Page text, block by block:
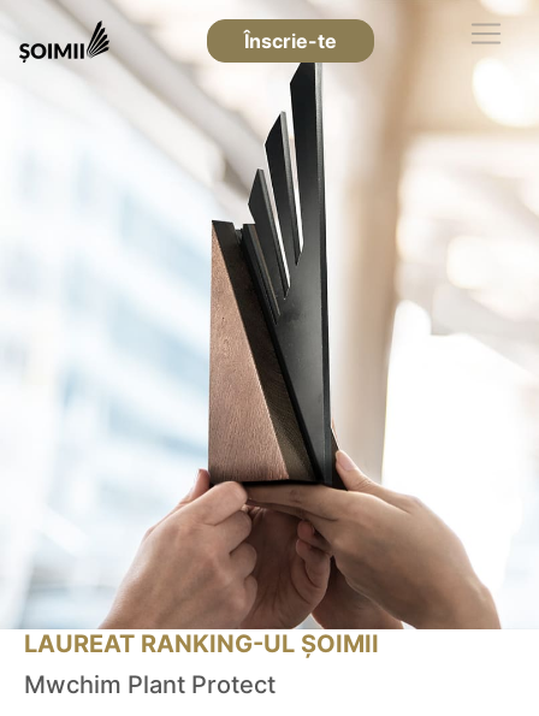
Înscrie-te
LAUREAT RANKING-UL ȘOIMII
Mwchim Plant Protect